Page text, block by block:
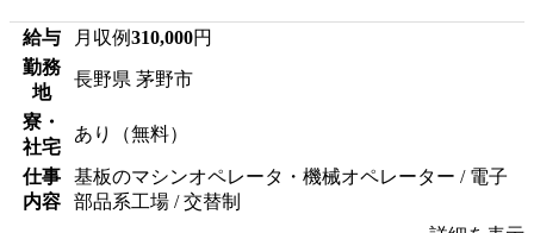
給与 月収例310,000円
勤務
地
長野県 茅野市
寮・
社宅
あり（無料）
仕事
内容
基板のマシンオペレータ・機械オペレーター / 電子
部品系工場 / 交替制